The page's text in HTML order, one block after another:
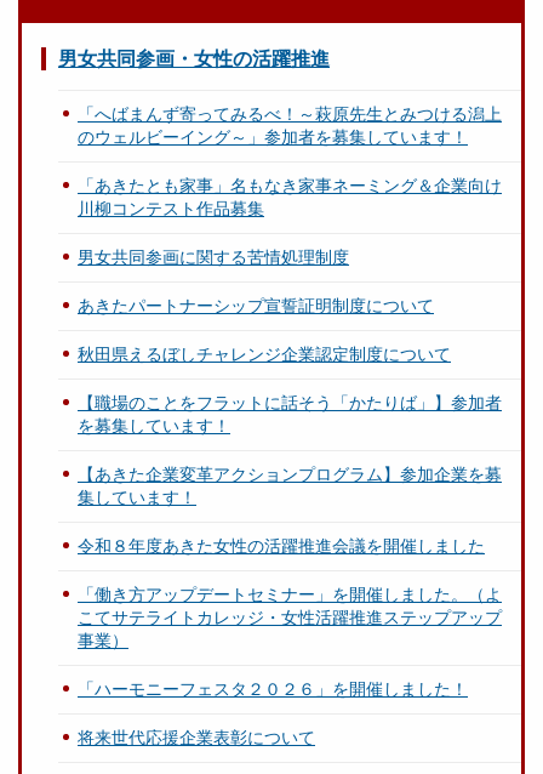
男女共同参画・女性の活躍推進
「へばまんず寄ってみるべ！～萩原先生とみつける潟上
のウェルビーイング～」参加者を募集しています！
「あきたとも家事」名もなき家事ネーミング＆企業向け
川柳コンテスト作品募集
男女共同参画に関する苦情処理制度
あきたパートナーシップ宣誓証明制度について
秋田県えるぼしチャレンジ企業認定制度について
【職場のことをフラットに話そう「かたりば」】参加者
を募集しています！
【あきた企業変革アクションプログラム】参加企業を募
集しています！
令和８年度あきた女性の活躍推進会議を開催しました
「働き方アップデートセミナー」を開催しました。（よ
こてサテライトカレッジ・女性活躍推進ステップアップ
事業）
「ハーモニーフェスタ２０２６」を開催しました！
将来世代応援企業表彰について